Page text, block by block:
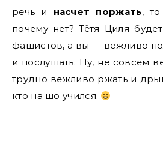
речь и насчет поржать, то
почему нет? Тётя Циля
фашистов, а вы — вежливо
и послушать. Ну, не совсем
трудно вежливо ржать и
кто на шо учился.